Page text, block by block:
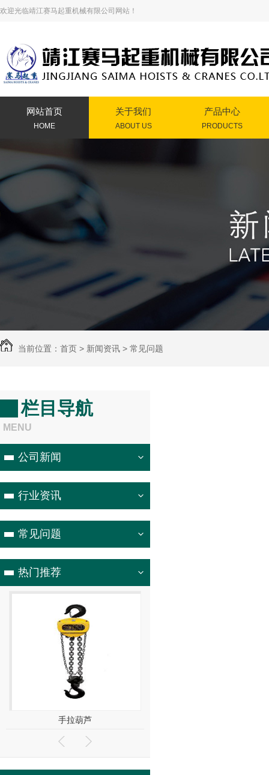
欢迎光临靖江赛马起重机械有限公司网站！
网站首页
HOME
关于我们
ABOUT US
产品中心
PRODUCTS
当前位置：首页 > 新闻资讯 > 常见问题
栏目导航
MENU
公司新闻
行业资讯
常见问题
热门推荐
KBK柔性轻型悬挂物流系统